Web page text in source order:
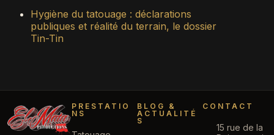
Hygiène du tatouage : déclarations
publiques et réalité du terrain, le dossier
Tin-Tin
PRESTATIO
NS
BLOG &
ACTUALITÉ
S
CONTACT
15 rue de la